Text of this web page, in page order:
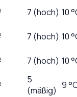
7 (hoch) 10
7 (hoch) 10
7 (hoch) 10
5
(mäßig) 9